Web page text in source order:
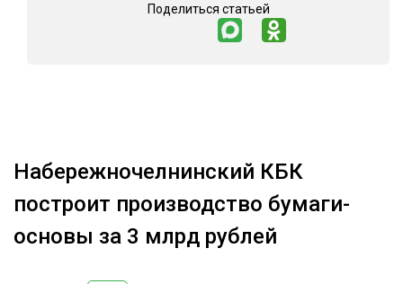
Поделиться статьей
Набережночелнинский КБК
построит производство бумаги-
основы за 3 млрд рублей